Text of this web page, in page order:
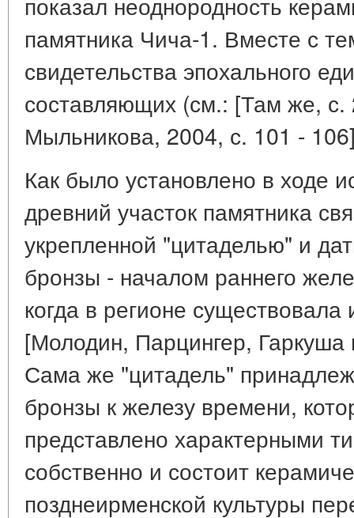
памятника Чича-1. Вместе с
свидетельства эпохального
составляющих (см.: [Там же,
Мыльникова, 2004, с. 101 -
Как было установлено в ходе
древний участок памятника
укрепленной "цитаделью" и
бронзы - началом раннего
когда в регионе существовала
[Молодин, Парцингер,
Сама же "цитадель"
бронзы к железу времени,
представлено характерными
собственно и состоит
позднеирменской культуры